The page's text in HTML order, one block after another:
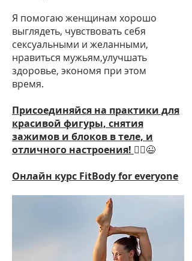
Я помогаю женщинам хорошо
выглядеть, чувствовать себя
сексуальными и желанными,
нравиться мужьям,улучшать
здоровье, экономя при этом
время.
Присоединяйся на практики для
красивой фигуры, снятия
зажимов и блоков в теле, и
отличного настроения! 🧘‍♀️😉
Онлайн курс FitBody for everyone